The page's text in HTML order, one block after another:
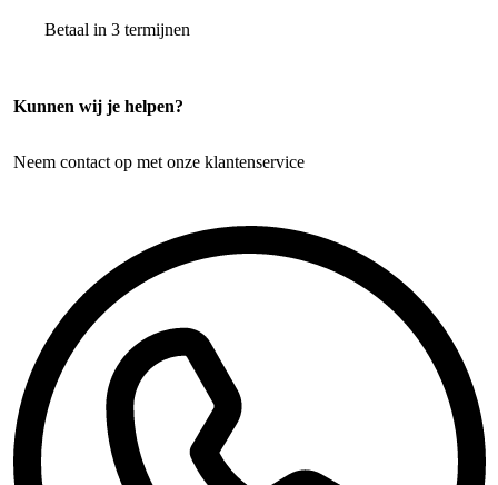
Betaal in 3 termijnen
Kunnen wij je helpen?
Neem contact op met onze klantenservice